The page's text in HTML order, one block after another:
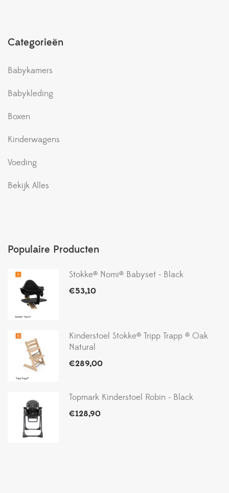
Categorieën
Babykamers
Babykleding
Boxen
Kinderwagens
Voeding
Bekijk Alles
Populaire Producten
Stokke® Nomi® Babyset - Black
€53,10
Kinderstoel Stokke® Tripp Trapp ® Oak
Natural
€289,00
Topmark Kinderstoel Robin - Black
€128,90